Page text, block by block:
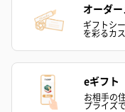
スイーツ
スイーツを同梱してお
です。
オーダ
ギフトシ
を彩るカ
eギフト
お相手の
プライズ